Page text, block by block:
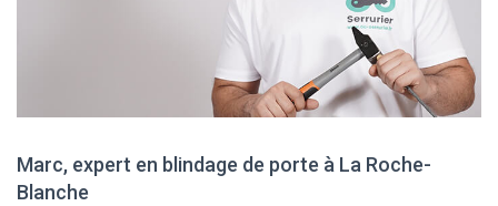
Marc, expert en blindage de porte à La Roche-
Blanche